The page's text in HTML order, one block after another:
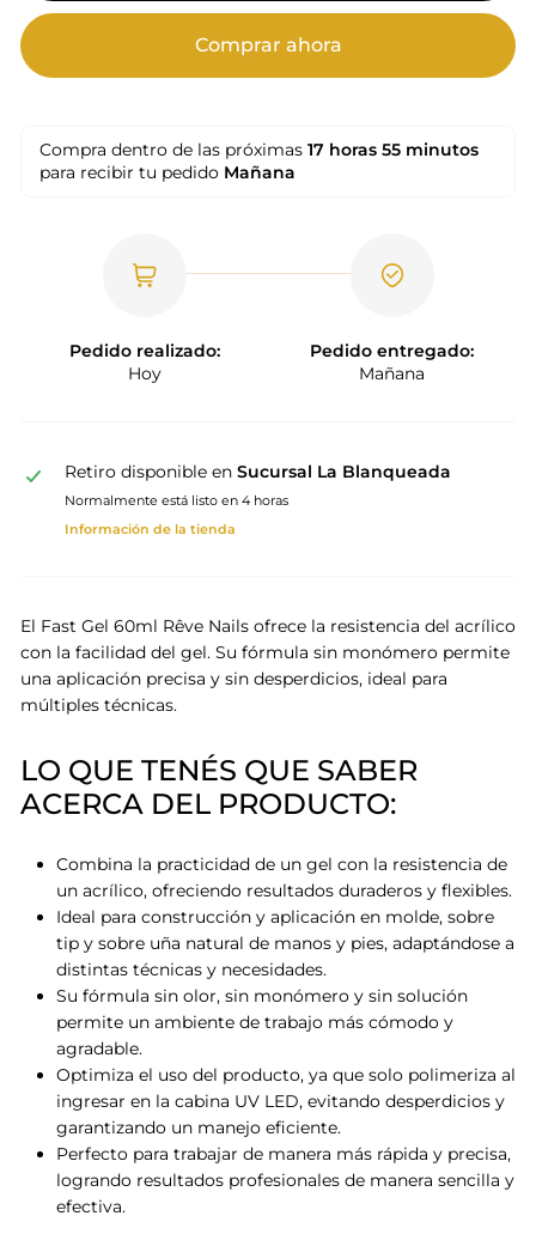
Comprar ahora
Compra dentro de las próximas 17 horas 55 minutos
para recibir tu pedido Mañana
Pedido realizado:
Hoy
Pedido entregado:
Mañana
Retiro disponible en Sucursal La Blanqueada
Normalmente está listo en 4 horas
Información de la tienda
El Fast Gel 60ml Rêve Nails ofrece la resistencia del acrílico
con la facilidad del gel. Su fórmula sin monómero permite
una aplicación precisa y sin desperdicios, ideal para
múltiples técnicas.
LO QUE TENÉS QUE SABER
ACERCA DEL PRODUCTO:
Combina la practicidad de un gel con la resistencia de
un acrílico, ofreciendo resultados duraderos y flexibles.
Ideal para construcción y aplicación en molde, sobre
tip y sobre uña natural de manos y pies, adaptándose a
distintas técnicas y necesidades.
Su fórmula sin olor, sin monómero y sin solución
permite un ambiente de trabajo más cómodo y
agradable.
Optimiza el uso del producto, ya que solo polimeriza al
ingresar en la cabina UV LED, evitando desperdicios y
garantizando un manejo eficiente.
Perfecto para trabajar de manera más rápida y precisa,
logrando resultados profesionales de manera sencilla y
efectiva.